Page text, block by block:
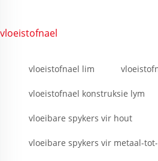
vloeistofnael
vloeistofnael lim
vloeistofnael konstruksie lym
vloeibare spykers vir hout
vloeibare spykers vir metaal-